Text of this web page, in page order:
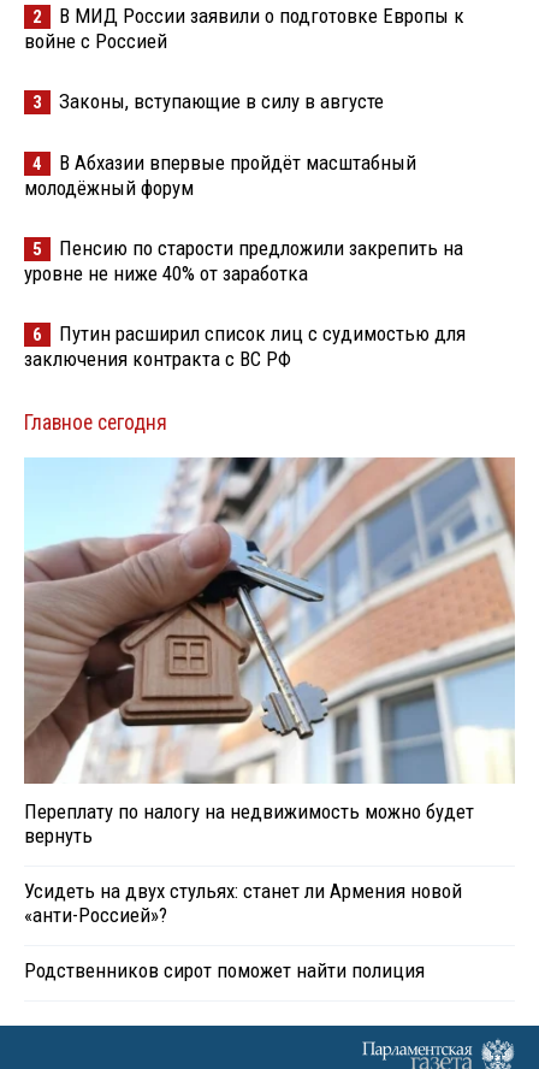
2
В МИД России заявили о подготовке Европы к
войне с Россией
3 Законы, вступающие в силу в августе
4
В Абхазии впервые пройдёт масштабный
молодёжный форум
5
Пенсию по старости предложили закрепить на
уровне не ниже 40% от заработка
6
Путин расширил список лиц с судимостью для
заключения контракта с ВС РФ
Главное сегодня
Переплату по налогу на недвижимость можно будет
вернуть
Усидеть на двух стульях: станет ли Армения новой
«анти-Россией»?
Родственников сирот поможет найти полиция